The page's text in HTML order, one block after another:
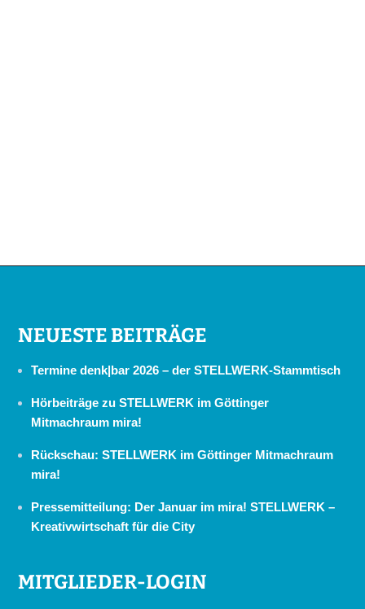
NEUESTE BEITRÄGE
Termine denk|bar 2026 – der STELLWERK-Stammtisch
Hörbeiträge zu STELLWERK im Göttinger
Mitmachraum mira!
Rückschau: STELLWERK im Göttinger Mitmachraum
mira!
Pressemitteilung: Der Januar im mira! STELLWERK –
Kreativwirtschaft für die City
MITGLIEDER-LOGIN